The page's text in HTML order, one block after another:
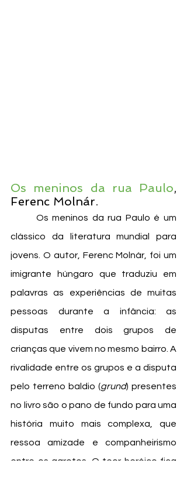
Os meninos da rua Paulo,
Ferenc Molnár.
Os meninos da rua Paulo é um
clássico da literatura mundial para
jovens. O autor, Ferenc Molnár, foi um
imigrante húngaro que traduziu em
palavras as experiências de muitas
pessoas durante a infância: as
disputas entre dois grupos de
crianças que vivem no mesmo bairro. A
rivalidade entre os grupos e a disputa
pelo terreno baldio (grund) presentes
no livro são o pano de fundo para uma
história muito mais complexa, que
ressoa amizade e companheirismo
entre os garotos. O teor heróico fica